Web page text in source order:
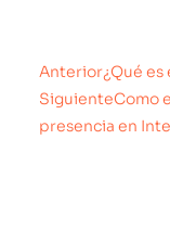
Anterior¿Qué
SiguienteComo
presencia en